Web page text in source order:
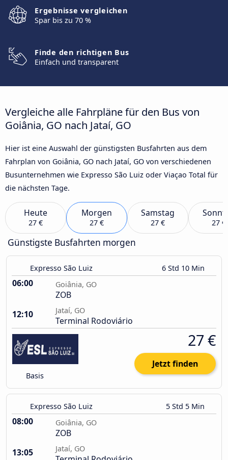
Ergebnisse vergleichen
Spar bis zu 70 %
Finde den richtigen Bus
Einfach und transparent
Vergleiche alle Fahrpläne für den Bus von
Goiânia, GO nach Jataí, GO
Hier ist eine Auswahl der günstigsten Busfahrten aus dem
Fahrplan von Goiânia, GO nach Jataí, GO von verschiedenen
Busunternehmen wie Expresso São Luiz oder Viaçao Total für
die nächsten Tage.
Heute
27 €
Morgen
27 €
Samstag
27 € 27 €
Günstigste Busfahrten morgen
Expresso São Luiz 6 Std 10 Min
06:00 Goiânia, GO
ZOB
12:10
Jataí, GO
Terminal Rodoviário
Basis
27 €
Jetzt finden
Expresso São Luiz 5 Std 5 Min
08:00 Goiânia, GO
ZOB
13:05
Jataí, GO